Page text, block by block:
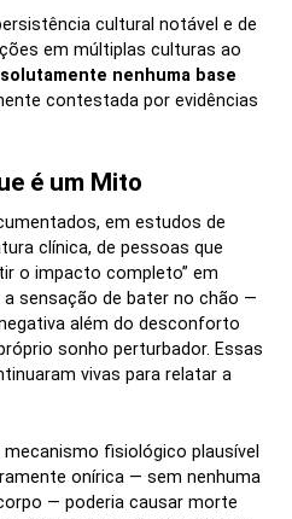
cultural notável e de
em múltiplas culturas ao
nenhuma base
contestada por evidências
é um Mito
em estudos de
clínica, de pessoas que
o impacto completo” em
sensação de bater no chão —
além do desconforto
sonho perturbador. Essas
vivas para relatar a
fisiológico plausível
onírica — sem nenhuma
— poderia causar morte